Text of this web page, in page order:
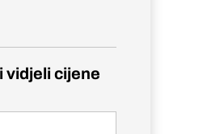
vidjeli cijene